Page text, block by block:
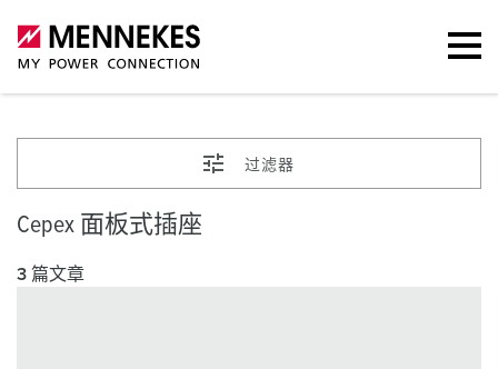
过滤器
Cepex 面板式插座
3 篇文章